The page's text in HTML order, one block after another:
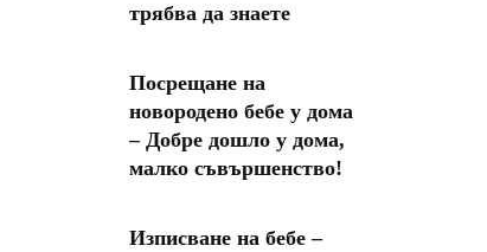
трябва да знаете
Посрещане на
новородено бебе у дома
– Добре дошло у дома,
малко съвършенство!
Изписване на бебе –